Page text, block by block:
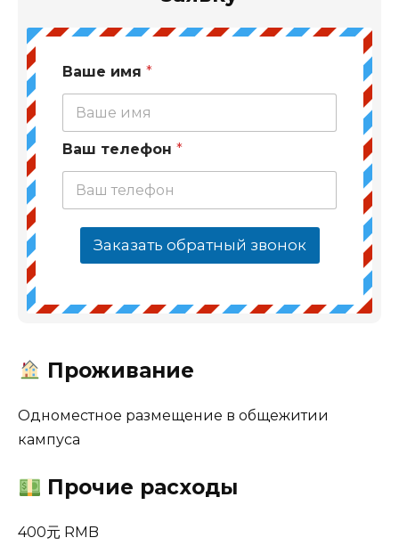
Ваше имя *
Ваш телефон *
Заказать обратный звонок
Проживание
Одноместное размещение в общежитии
кампуса
Прочие расходы
400元 RMB